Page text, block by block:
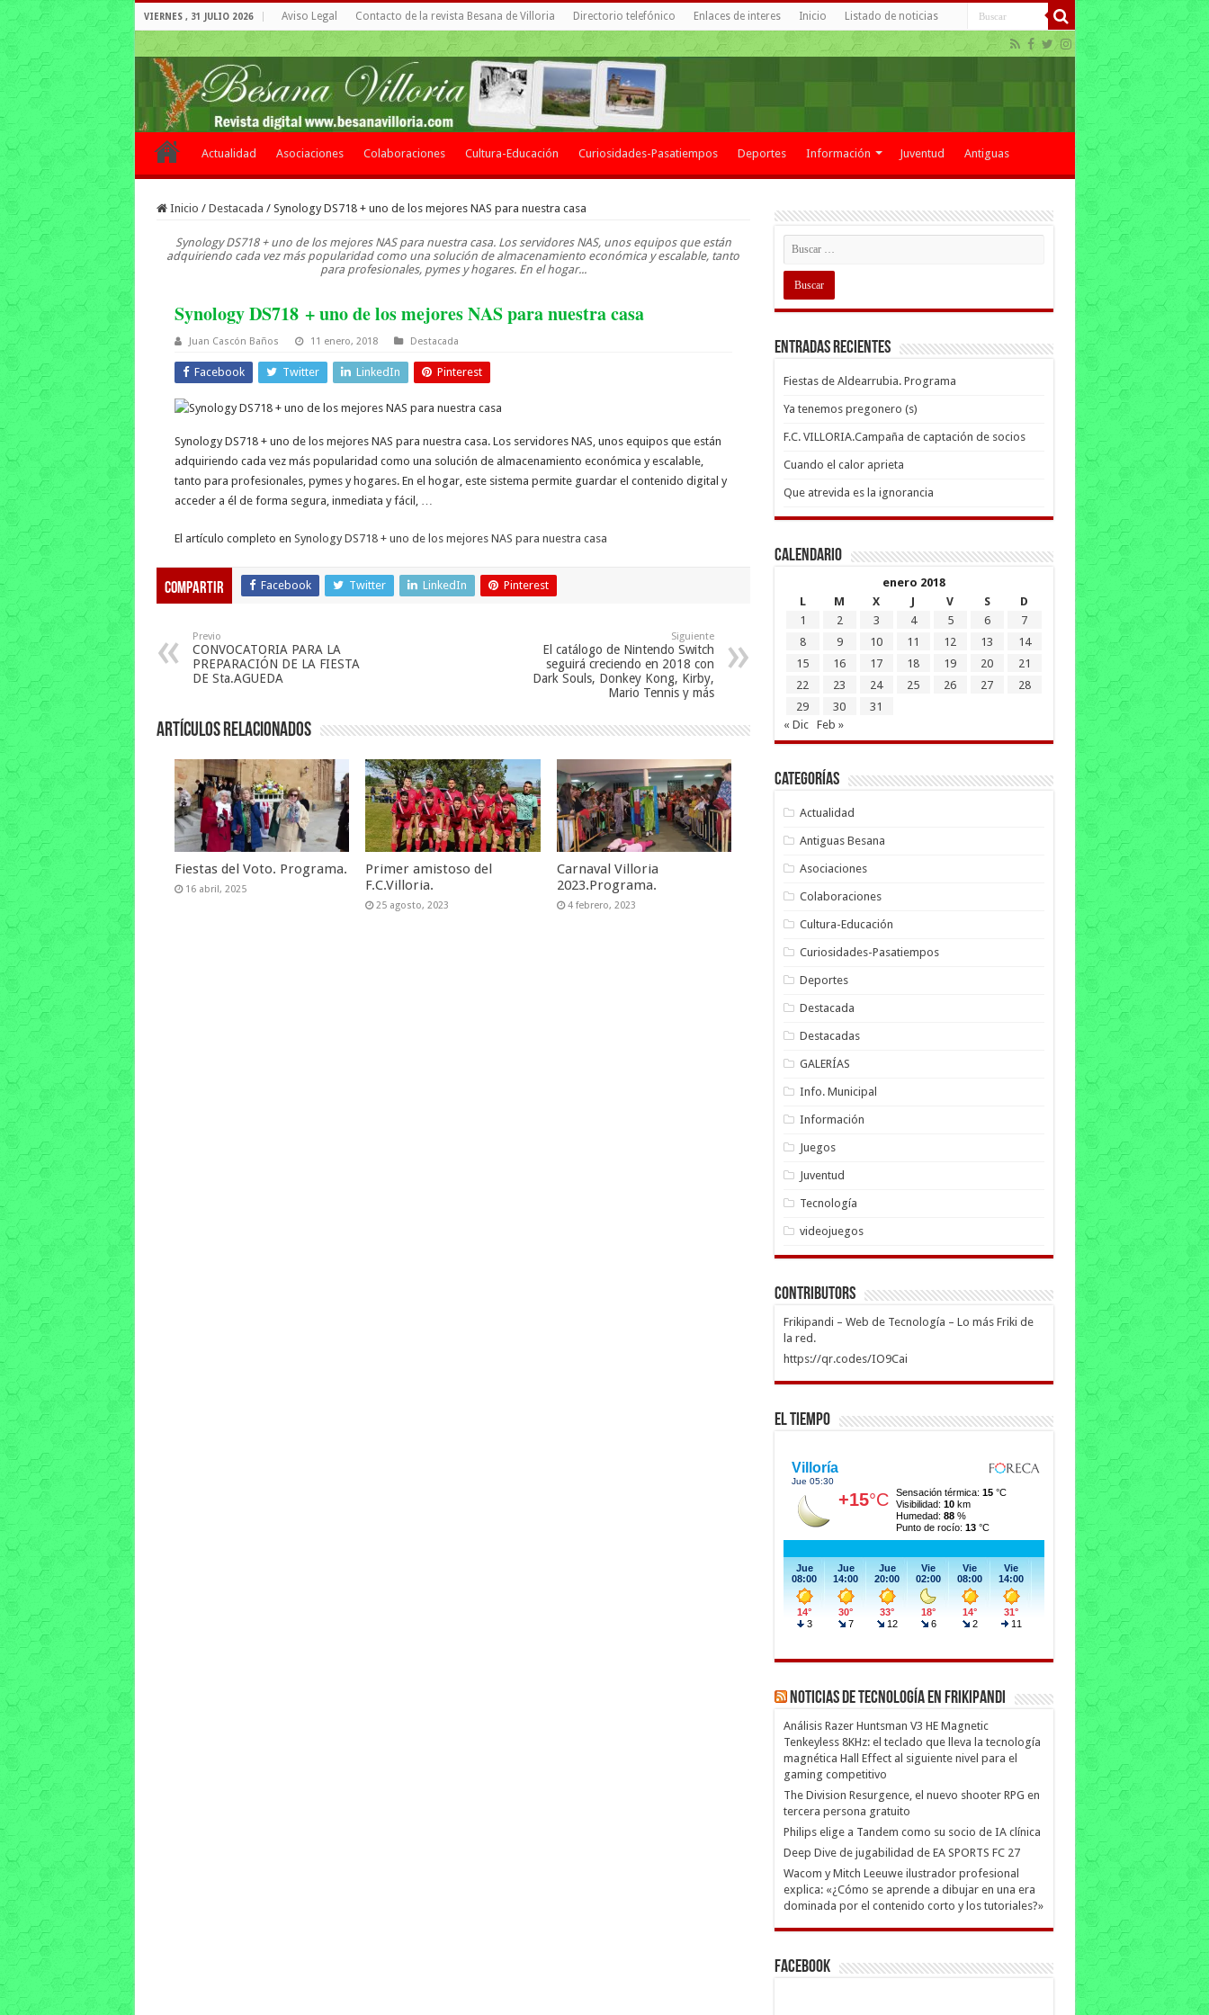
VIERNES , 31 JULIO 2026 Aviso Legal Contacto de la revista Besana de Villoria Directorio telefónico Enlaces de interes Inicio Listado de noticias
Actualidad Asociaciones Colaboraciones Cultura-Educación Curiosidades-Pasatiempos Deportes Información Juventud Antiguas
Inicio / Destacada / Synology DS718 + uno de los mejores NAS para nuestra casa
Synology DS718 + uno de los mejores NAS para nuestra casa. Los servidores NAS, unos equipos que están
adquiriendo cada vez más popularidad como una solución de almacenamiento económica y escalable, tanto
para profesionales, pymes y hogares. En el hogar...
Synology DS718 + uno de los mejores NAS para nuestra casa
Juan Cascón Baños 11 enero, 2018 Destacada
Facebook Twitter LinkedIn Pinterest
Synology DS718 + uno de los mejores NAS para nuestra casa. Los servidores NAS, unos equipos que están
adquiriendo cada vez más popularidad como una solución de almacenamiento económica y escalable,
tanto para profesionales, pymes y hogares. En el hogar, este sistema permite guardar el contenido digital y
acceder a él de forma segura, inmediata y fácil, …
El artículo completo en Synology DS718 + uno de los mejores NAS para nuestra casa
Compartir Facebook Twitter LinkedIn Pinterest
Previo
CONVOCATORIA PARA LA
PREPARACIÓN DE LA FIESTA
DE Sta.AGUEDA
Siguiente
El catálogo de Nintendo Switch
seguirá creciendo en 2018 con
Dark Souls, Donkey Kong, Kirby,
Mario Tennis y más
Artículos relacionados
Fiestas del Voto. Programa.
16 abril, 2025
Primer amistoso del
F.C.Villoria.
25 agosto, 2023
Carnaval Villoria
2023.Programa.
4 febrero, 2023
Entradas recientes
Fiestas de Aldearrubia. Programa
Ya tenemos pregonero (s)
F.C. VILLORIA.Campaña de captación de socios
Cuando el calor aprieta
Que atrevida es la ignorancia
Calendario
enero 2018
L
M X J V S
D
1
2 3 4 5 6
7
8
9 10 11 12 13
14
15
16 17 18 19 20
21
22
23 24 25 26 27
28
29
30
31
« Dic
Feb »
Categorías
Actualidad
Antiguas Besana
Asociaciones
Colaboraciones
Cultura-Educación
Curiosidades-Pasatiempos
Deportes
Destacada
Destacadas
GALERÍAS
Info. Municipal
Información
Juegos
Juventud
Tecnología
videojuegos
Contributors
Frikipandi – Web de Tecnología – Lo más Friki de
la red.
https://qr.codes/IO9Cai
El Tiempo
Noticias de Tecnología en Frikipandi
Análisis Razer Huntsman V3 HE Magnetic
Tenkeyless 8KHz: el teclado que lleva la tecnología
magnética Hall Effect al siguiente nivel para el
gaming competitivo
The Division Resurgence, el nuevo shooter RPG en
tercera persona gratuito
Philips elige a Tandem como su socio de IA clínica
Deep Dive de jugabilidad de EA SPORTS FC 27
Wacom y Mitch Leeuwe ilustrador profesional
explica: «¿Cómo se aprende a dibujar en una era
dominada por el contenido corto y los tutoriales?»
Facebook